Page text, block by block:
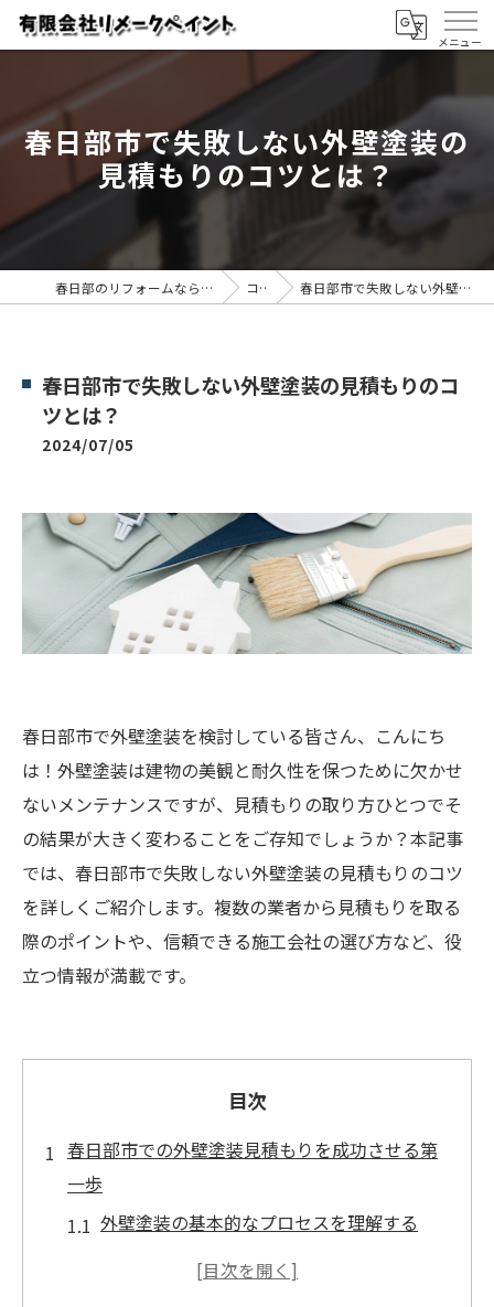
春日部市で失敗しない外壁塗装の
見積もりのコツとは？
春日部のリフォームなら有限会社リメークペイント コラム 春日部市で失敗しない外壁塗装の見積もりのコツとは？
春日部市で失敗しない外壁塗装の見積もりのコ
ツとは？
2024/07/05
春日部市で外壁塗装を検討している皆さん、こんにち
は！外壁塗装は建物の美観と耐久性を保つために欠かせ
ないメンテナンスですが、見積もりの取り方ひとつでそ
の結果が大きく変わることをご存知でしょうか？本記事
では、春日部市で失敗しない外壁塗装の見積もりのコツ
を詳しくご紹介します。複数の業者から見積もりを取る
際のポイントや、信頼できる施工会社の選び方など、役
立つ情報が満載です。
目次
春日部市での外壁塗装見積もりを成功させる第
一歩
外壁塗装の基本的なプロセスを理解する
春日部市で信頼できる業者をリサーチする